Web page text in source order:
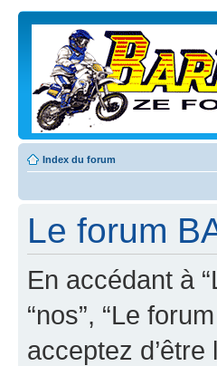
Index du forum
Le forum
En accédant à
“nos”, “Le
acceptez